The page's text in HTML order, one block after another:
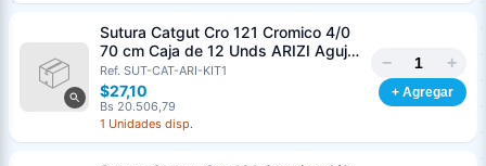
Sutura Catgut Cro 121 Cromico 4/0
70 cm Caja de 12 Unds ARIZI Aguja
de 1/2 Circulo Punta Conica 26 mm
Ref. SUT-CAT-ARI-KIT1
$27,10
Bs 20.506,79
1 Unidades disp.
− +
+ Agregar